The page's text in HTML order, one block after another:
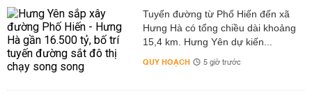
Tuyến đường từ Phố Hiến đến xã
Hưng Hà có tổng chiều dài khoảng
15,4 km. Hưng Yên dự kiến...
QUY HOẠCH 5 giờ trước